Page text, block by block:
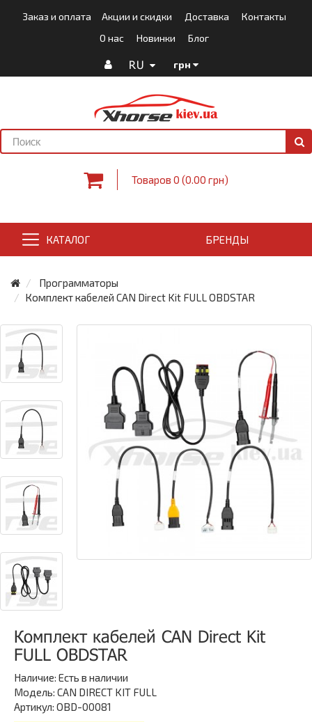
Заказ и оплата Акции и скидки Доставка
Контакты
О нас
Новинки Блог
RU грн
Товаров 0 (0.00 грн)
КАТАЛОГ БРЕНДЫ
Программаторы
Комплект кабелей CAN Direct Kit FULL OBDSTAR
Комплект кабелей CAN Direct Kit
FULL OBDSTAR
Наличие: Есть в наличии
Модель: CAN DIRECT KIT FULL
Артикул: OBD-00081